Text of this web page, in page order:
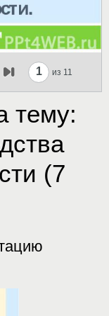
1 из 11
тему:
(7